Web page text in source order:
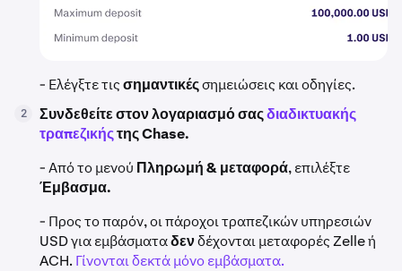
- Ελέγξτε τιςσημαντικέςσημειώσεις και οδηγίες.
2 Συνδεθείτε στον λογαριασμό σαςδιαδικτυακής
τραπεζικήςτης Chase.
- Από το μενού Πληρωμή & μεταφορά, επιλέξτε
Έμβασμα.
- Προς το παρόν, οι πάροχοι τραπεζικών υπηρεσιών
USD για εμβάσματαδενδέχονται μεταφορές Zelle ή
ACH. Γίνονται δεκτά μόνο εμβάσματα.